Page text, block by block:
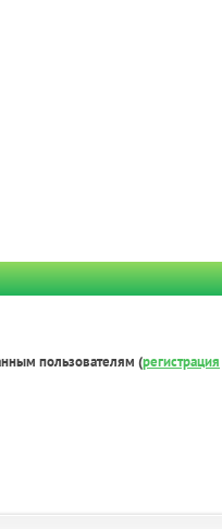
пользователям (регистрация